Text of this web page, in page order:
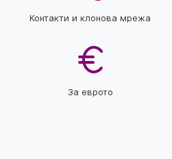
Контакти и клонова мрежа
За еврото